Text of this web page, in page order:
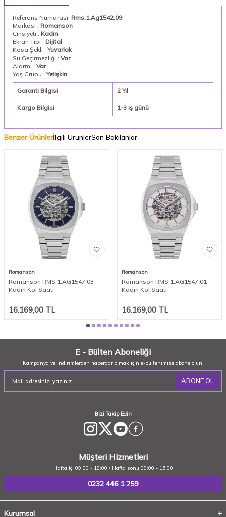
Referans Numarası: Rms.1.Ag1542.09
Markası : Romanson
Cinsiyeti : Kadın
Ekran Tipi : Dijital
Kasa Şekli :Yuvarlak
Su Geçirmezliği : Var
Alarmı : Var
Yaş Grubu :Yetişkin
Garanti Bilgisi 2 Yıl
Kargo Bilgisi 1-3 iş günü
Benzer Ürünlerİlgili ÜrünlerSon Bakılanlar
Romanson
Romanson RMS.1.AG1547.03
Kadın Kol Saati
16.169,00 TL
Romanson
Romanson RMS.1.AG1547.01
Kadın Kol Saati
16.169,00TL
E - Bülten Aboneliği
Kampanya ve indirimlerden haberdar olmak için e-bültenimize abone olun.
ABONE OL
Bizi Takip Edin
Müşteri Hizmetleri
Hafta içi 09:00 - 18:00 / Hafta sonu 09:00 - 15:00
0232 446 1 259
Kurumsal